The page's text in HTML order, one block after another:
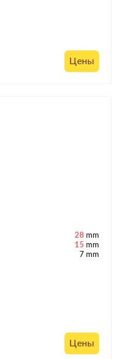
Цены
28 mm
15 mm
7 mm
Цены